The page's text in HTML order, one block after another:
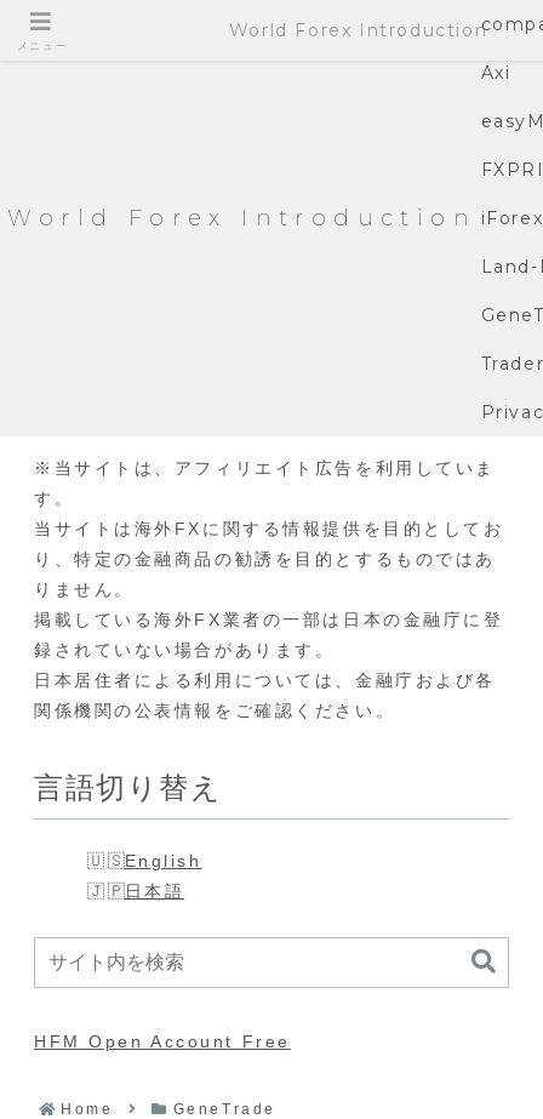
World Forex Introduction
Axi
iForex
Land-
※当サイトは、アフィリエイト広告を利用していま
す。
当サイトは海外FXに関する情報提供を目的としてお
り、特定の金融商品の勧誘を目的とするものではあ
りません。
掲載している海外FX業者の一部は日本の金融庁に登
録されていない場合があります。
日本居住者による利用については、金融庁および各
関係機関の公表情報をご確認ください。
言語切り替え
English
日本語
HFM Open Account Free
Home GeneTrade
メニュー
World Forex Introduction